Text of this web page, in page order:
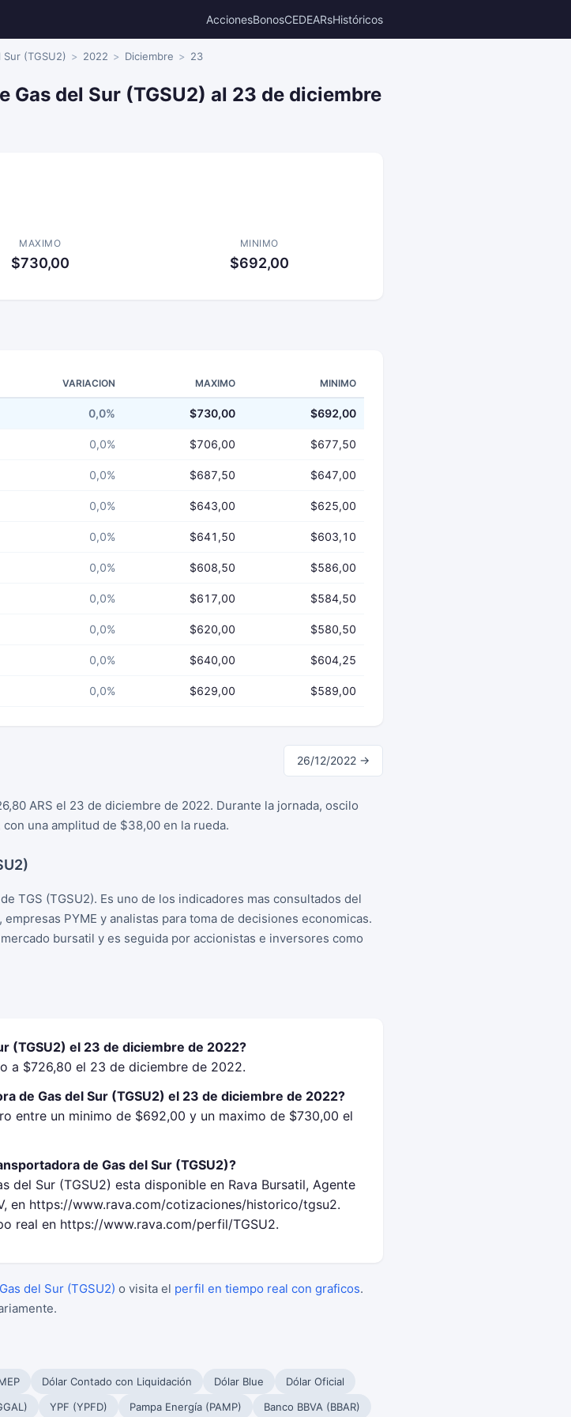
AccionesBonosCEDEARsHistóricos
(TGSU2) 2022 Diciembre 23
del Sur (TGSU2) al 23 de diciembre
MAXIMO
$730,00
MINIMO
$692,00
VARIACION MAXIMO MINIMO
0,0% $730,00 $692,00
0,0% $706,00 $677,50
0,0% $687,50 $647,00
0,0% $643,00 $625,00
0,0% $641,50 $603,10
0,0% $608,50 $586,00
0,0% $617,00 $584,50
0,0% $620,00 $580,50
0,0% $640,00 $604,25
0,0% $629,00 $589,00
26/12/2022 →
ARS el 23 de diciembre de 2022. Durante la jornada, oscilo
una amplitud de $38,00 en la rueda.
TGS (TGSU2). Es uno de los indicadores mas consultados del
PYME y analistas para toma de decisiones economicas.
bursatil y es seguida por accionistas e inversores como
(TGSU2) el 23 de diciembre de 2022?
a $726,80 el 23 de diciembre de 2022.
de Gas del Sur (TGSU2) el 23 de diciembre de 2022?
entre un minimo de $692,00 y un maximo de $730,00 el
de Gas del Sur (TGSU2)?
Sur (TGSU2) esta disponible en Rava Bursatil, Agente
en https://www.rava.com/cotizaciones/historico/tgsu2.
real en https://www.rava.com/perfil/TGSU2.
del Sur (TGSU2) o visita el perfil en tiempo real con graficos.
Dólar Contado con Liquidación Dólar Blue
Dólar Oficial
YPF (YPFD) Pampa Energía (PAMP) Banco BBVA (BBAR)